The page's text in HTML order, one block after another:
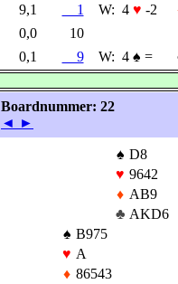
9,1
1 W: 4 ♥ -2
0,0
10
0,1
9 W: 4 ♠ =
Boardnummer: 22
◄ ►
♠ D8
♥ 9642
♦ AB9
♣ AKD6
♠ B975
♥ A
♦ 86543